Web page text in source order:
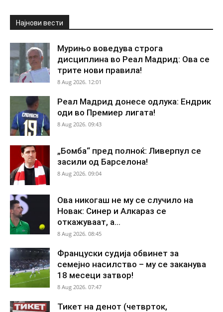
Најнови вести
Мурињо воведува строга
дисциплина во Реал Мадрид: Ова се
трите нови правила!
8 Aug 2026. 12:01
Реал Мадрид донесе одлука: Ендрик
оди во Премиер лигата!
8 Aug 2026. 09:43
„Бомба“ пред полноќ: Ливерпул се
засили од Барселона!
8 Aug 2026. 09:04
Ова никогаш не му се случило на
Новак: Синер и Алкараз се
откажуваат, а...
8 Aug 2026. 08:45
Француски судија обвинет за
семејно насилство – му се заканува
18 месеци затвор!
8 Aug 2026. 07:47
Тикет на денот (четврток,